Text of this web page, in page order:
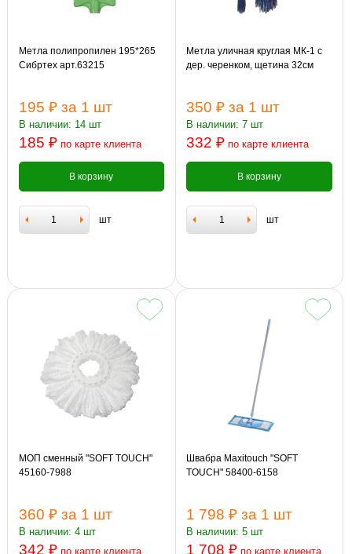
Метла полипропилен 195*265
Сибртех арт.63215
195 ₽ за 1 шт
В наличии: 14 шт
185 ₽ по карте клиента
В корзину
шт
Метла уличная круглая МК-1 с
дер. черенком, щетина 32см
350 ₽ за 1 шт
В наличии: 7 шт
332 ₽ по карте клиента
В корзину
шт
МОП сменный "SOFT TOUCH"
45160-7988
360 ₽ за 1 шт
В наличии: 4 шт
342 ₽ по карте клиента
Швабра Maxitouch "SOFT
TOUCH" 58400-6158
1 798 ₽ за 1 шт
В наличии: 5 шт
1 708 ₽ по карте клиента